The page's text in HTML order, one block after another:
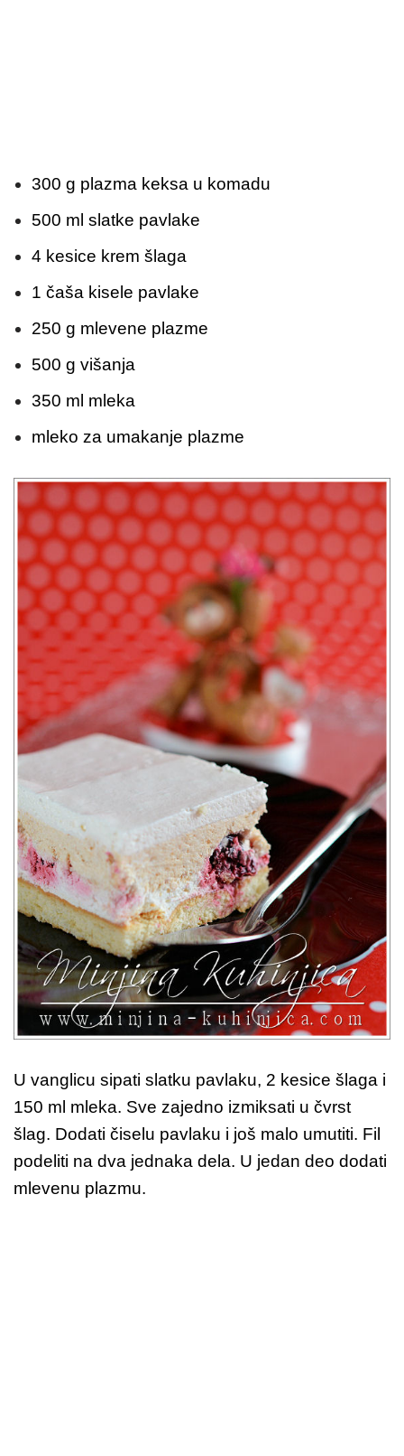
300 g plazma keksa u komadu
500 ml slatke pavlake
4 kesice krem šlaga
1 čaša kisele pavlake
250 g mlevene plazme
500 g višanja
350 ml mleka
mleko za umakanje plazme
U vanglicu sipati slatku pavlaku, 2 kesice šlaga i
150 ml mleka. Sve zajedno izmiksati u čvrst
šlag. Dodati čiselu pavlaku i još malo umutiti. Fil
podeliti na dva jednaka dela. U jedan deo dodati
mlevenu plazmu.